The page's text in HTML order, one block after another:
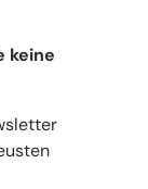
keine